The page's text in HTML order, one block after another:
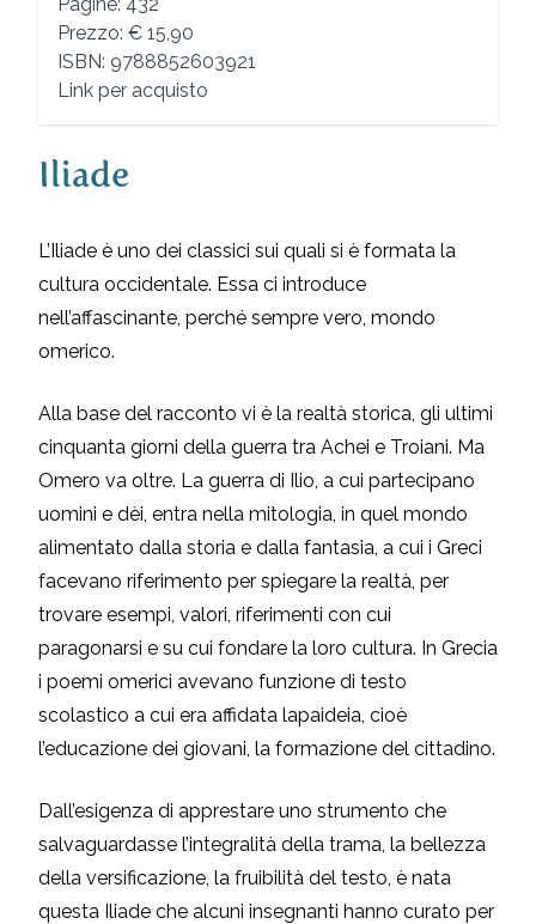
Prezzo: € 15,90
ISBN: 9788852603921
Link per acquisto
Iliade
Description
L’Iliade è uno dei classici sui quali si è formata la
cultura occidentale. Essa ci introduce
nell’affascinante, perché sempre vero, mondo
omerico.
Alla base del racconto vi è la realtà storica, gli ultimi
cinquanta giorni della guerra tra Achei e Troiani. Ma
Omero va oltre. La guerra di Ilio, a cui partecipano
uomini e dèi, entra nella mitologia, in quel mondo
alimentato dalla storia e dalla fantasia, a cui i Greci
facevano riferimento per spiegare la realtà, per
trovare esempi, valori, riferimenti con cui
paragonarsi e su cui fondare la loro cultura. In Grecia
i poemi omerici avevano funzione di testo
scolastico a cui era affidata lapaideia, cioè
l’educazione dei giovani, la formazione del cittadino.
Dall’esigenza di apprestare uno strumento che
salvaguardasse l’integralità della trama, la bellezza
della versificazione, la fruibilità del testo, è nata
questa Iliade che alcuni insegnanti hanno curato per